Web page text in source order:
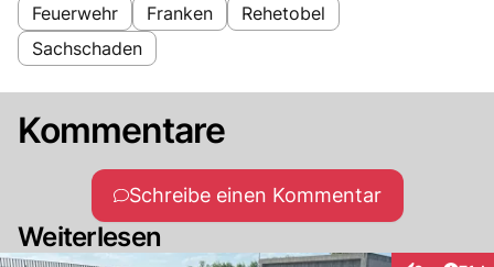
Feuerwehr Franken
Rehetobel
Sachschaden
Kommentare
Schreibe einen Kommentar
Weiterlesen